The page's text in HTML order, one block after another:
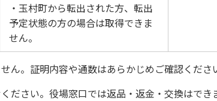
・玉村町から転出された方、転出
予定状態の方の場合は取得できま
せん。
ん。証明内容や通数はあらかじめご確認くださ
ださい。役場窓口では返品・返金・交換はでき